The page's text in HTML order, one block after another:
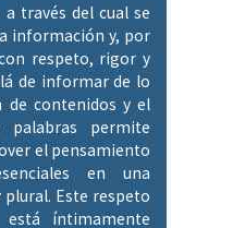
través del cual se
información y, por
respeto, rigor y
de informar de lo
de contenidos y el
palabras permite
el pensamiento
en una
Este respeto
íntimamente